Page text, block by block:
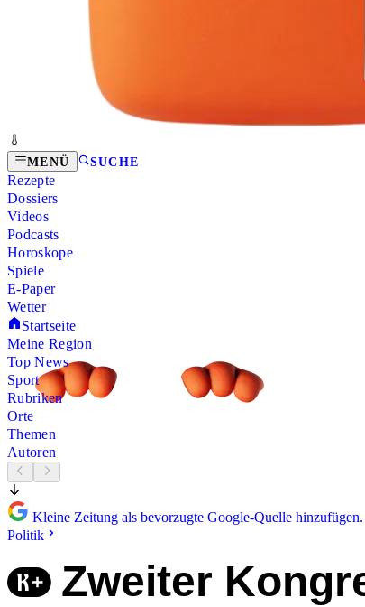
MENÜ SUCHE
Rezepte
Dossiers
Videos
Podcasts
Horoskope
Spiele
E-Paper
Wetter
Startseite
Meine Region
Top News
Sport
Rubriken
Orte
Themen
Autoren
Kleine Zeitung als bevorzugte Google-Quelle hinzufügen.
Politik
Zweiter